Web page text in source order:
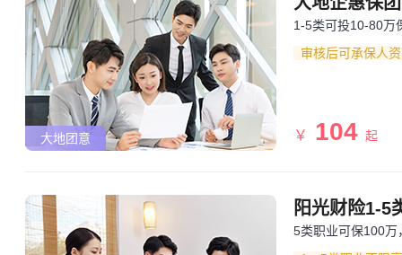
大地团意
1-5类可投10-80万
审核后可承保人
￥ 104 起
阳光财险1-5
5类职业可保100万